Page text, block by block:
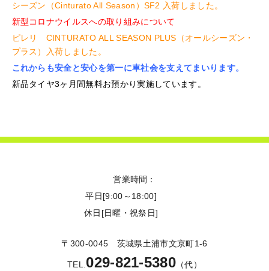
シーズン（Cinturato All Season）SF2 入荷しました。
新型コロナウイルスへの取り組みについて
ピレリ CINTURATO ALL SEASON PLUS（オールシーズン・
プラス）入荷しました。
これからも安全と安心を第一に車社会を支えてまいります。
新品タイヤ3ヶ月間無料お預かり実施しています。
営業時間：
平日[9:00～18:00]
休日 [日曜・祝祭日]
〒300-0045 茨城県土浦市文京町1-6
TEL. 029-821-5380 （代）